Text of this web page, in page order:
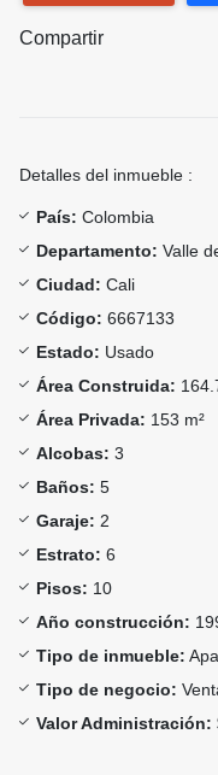
Compartir
Detalles del inmueble :
País: Colombia
Departamento: Valle
Ciudad: Cali
Código: 6667133
Estado: Usado
Área Construida:
Área Privada: 153 m²
Alcobas: 3
Baños: 5
Garaje: 2
Estrato: 6
Pisos: 10
Año construcción:
Tipo de inmueble:
Tipo de negocio:
Valor Administración: